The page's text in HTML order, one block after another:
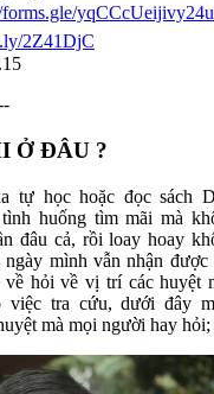
forms.gle/
2Z41DjC
Ở ĐÂU ?
tự học hoặc đọc sách
huống tìm mãi mà
đâu cả, rồi loay hoay
mình vẫn nhận được
về hỏi về vị trí các huyệt
việc tra cứu, dưới đây
mà mọi người hay hỏi;